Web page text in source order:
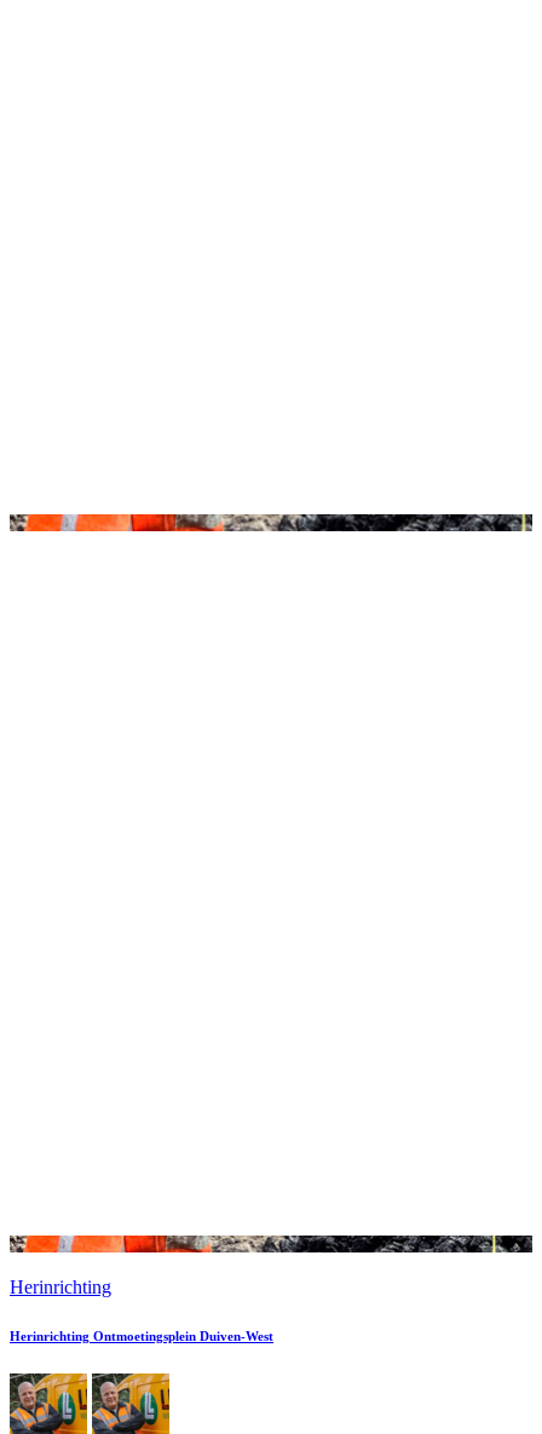
Herinrichting
Herinrichting Ontmoetingsplein Duiven-West